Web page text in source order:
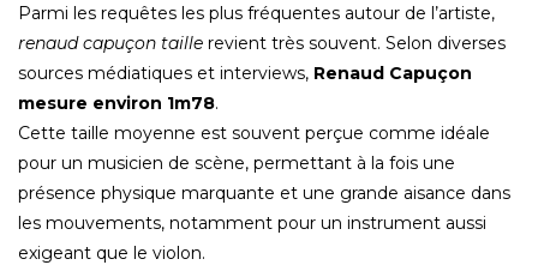
Parmi les requêtes les plus fréquentes autour de l’artiste,
renaud capuçon taille revient très souvent. Selon diverses
sources médiatiques et interviews, Renaud Capuçon
mesure environ 1m78.
Cette taille moyenne est souvent perçue comme idéale
pour un musicien de scène, permettant à la fois une
présence physique marquante et une grande aisance dans
les mouvements, notamment pour un instrument aussi
exigeant que le violon.